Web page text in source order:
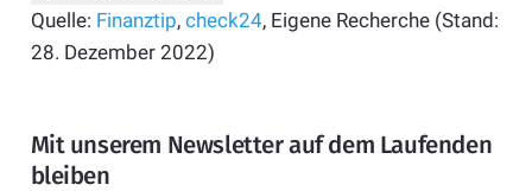
Quelle: Finanztip, check24, Eigene Recherche (Stand:
28. Dezember 2022)
Mit unserem Newsletter auf dem Laufenden
bleiben